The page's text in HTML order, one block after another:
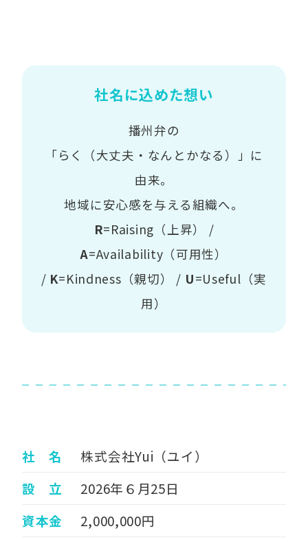
社名に込めた想い
播州弁の
「らく（大丈夫・なんとかなる）」に
由来。
地域に安心感を与える組織へ。
R=Raising（上昇） /
A=Availability（可用性）
/ K=Kindness（親切） / U=Useful（実
用）
社 名
株式会社Yui（ユイ）
設 立
2026年６月25日
資本金
2,000,000円